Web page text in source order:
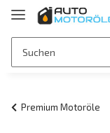
Premium Motoröle